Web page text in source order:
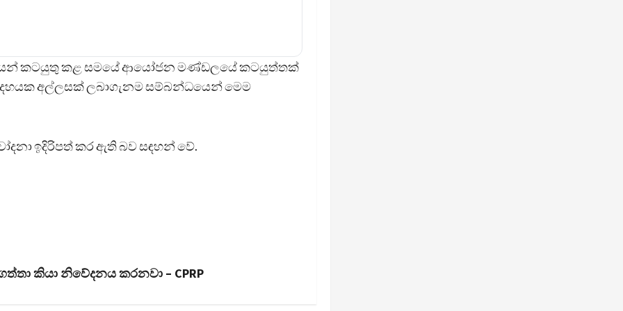
කටයුතු කළ සමයේ ආයෝජන මණ්ඩලයේ කටයුත්තක්
දහයක අල්ලසක් ලබාගැනම සම්බන්ධයෙන් මෙම
ඉදිරිපත් කර ඇති බව සඳහන් වේ.
කියා නිවේදනය කරනවා – CPRP